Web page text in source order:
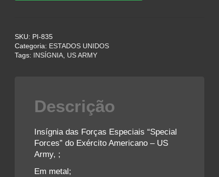
US
Army
quantidade
SKU: PI-835
Categoria: ESTADOS UNIDOS
Tags:
INSÍGNIA US ARMY
Descrição
Insígnia das Forças Especiais “Special
Forces” do Exército Americano – US
Army, ;
Em metal;